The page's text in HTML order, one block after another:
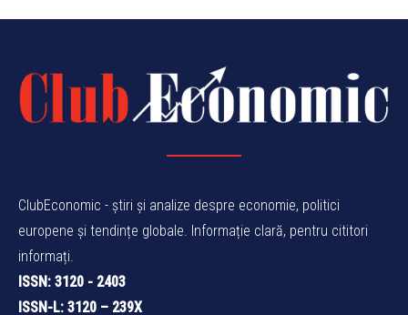
ClubEconomic - știri și analize despre economie, politici
europene și tendințe globale. Informație clară, pentru cititori
informați.
ISSN: 3120 - 2403
ISSN-L: 3120 – 239X